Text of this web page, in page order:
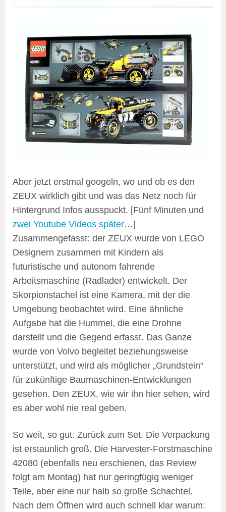
Aber jetzt erstmal googeln, wo und ob es den
ZEUX wirklich gibt und was das Netz noch für
Hintergrund Infos ausspuckt. [Fünf Minuten und
zwei Youtube Videos später…]
Zusammengefasst: der ZEUX wurde von LEGO
Designern zusammen mit Kindern als
futuristische und autonom fahrende
Arbeitsmaschine (Radlader) entwickelt. Der
Skorpionstachel ist eine Kamera, mit der die
Umgebung beobachtet wird. Eine ähnliche
Aufgabe hat die Hummel, die eine Drohne
darstellt und die Gegend erfasst. Das Ganze
wurde von Volvo begleitet beziehungsweise
unterstützt, und wird als möglicher „Grundstein“
für zukünftige Baumaschinen-Entwicklungen
gesehen. Den ZEUX, wie wir ihn hier sehen, wird
es aber wohl nie real geben.
So weit, so gut. Zurück zum Set. Die Verpackung
ist erstaunlich groß. Die Harvester-Forstmaschine
42080 (ebenfalls neu erschienen, das Review
folgt am Montag) hat nur geringfügig weniger
Teile, aber eine nur halb so große Schachtel.
Nach dem Öffnen wird auch schnell klar warum: